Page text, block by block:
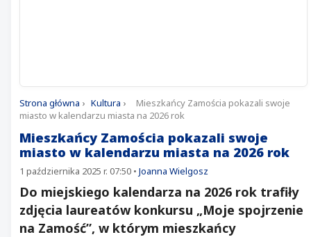
Strona główna › Kultura ›
Mieszkańcy Zamościa pokazali swoje
miasto w kalendarzu miasta na 2026 rok
Mieszkańcy Zamościa pokazali swoje
miasto w kalendarzu miasta na 2026 rok
1 października 2025 r. 07:50 • Joanna Wielgosz
Do miejskiego kalendarza na 2026 rok trafiły
zdjęcia laureatów konkursu „Moje spojrzenie
na Zamość”, w którym mieszkańcy